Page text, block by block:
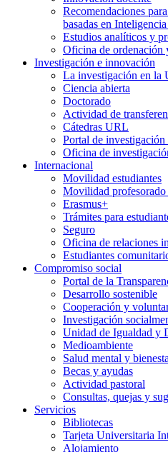
Recomendaciones
basadas en
Estudios analíticos y
Oficina de ordenación
Investigación e innovación
La investigación en la
Ciencia abierta
Doctorado
Actividad de
Cátedras URL
Portal de
Oficina de
Internacional
Movilidad estudiantes
Movilidad
Erasmus+
Trámites para
Seguro
Oficina de relaciones
Estudiantes
Compromiso social
Portal de la
Desarrollo sostenible
Cooperación y
Investigación
Unidad de Igualdad y
Medioambiente
Salud mental y
Becas y ayudas
Actividad pastoral
Consultas, quejas y
Servicios
Bibliotecas
Tarjeta Universitaria
Alojamiento